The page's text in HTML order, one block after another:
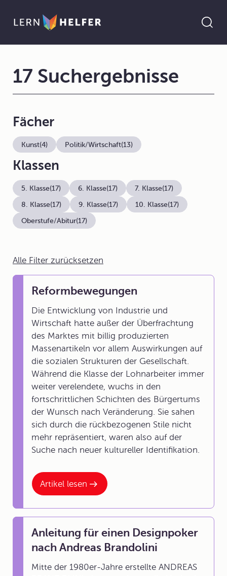
Alle Filter zurücksetzen
Artikel lesen
Reformbewegungen
Die Entwicklung von Industrie und
Wirtschaft hatte außer der Überfrachtung
des Marktes mit billig produzierten
Massenartikeln vor allem Auswirkungen auf
die sozialen Strukturen der Gesellschaft.
Während die Klasse der Lohnarbeiter immer
weiter verelendete, wuchs in den
fortschrittlichen Schichten des Bürgertums
der Wunsch nach Veränderung. Sie sahen
sich durch die rückbezogenen Stile nicht
mehr repräsentiert, waren also auf der
Suche nach neuer kultureller Identifikation.
Anleitung für einen Designpoker
nach Andreas Brandolini
Mitte der 1980er-Jahre erstellte ANDREAS
17 Suchergebnisse
Fächer
Kunst(4) Politik/Wirtschaft(13)
Klassen
5. Klasse(17) 6. Klasse(17) 7. Klasse(17)
8. Klasse(17) 9. Klasse(17) 10. Klasse(17)
Oberstufe/Abitur(17)